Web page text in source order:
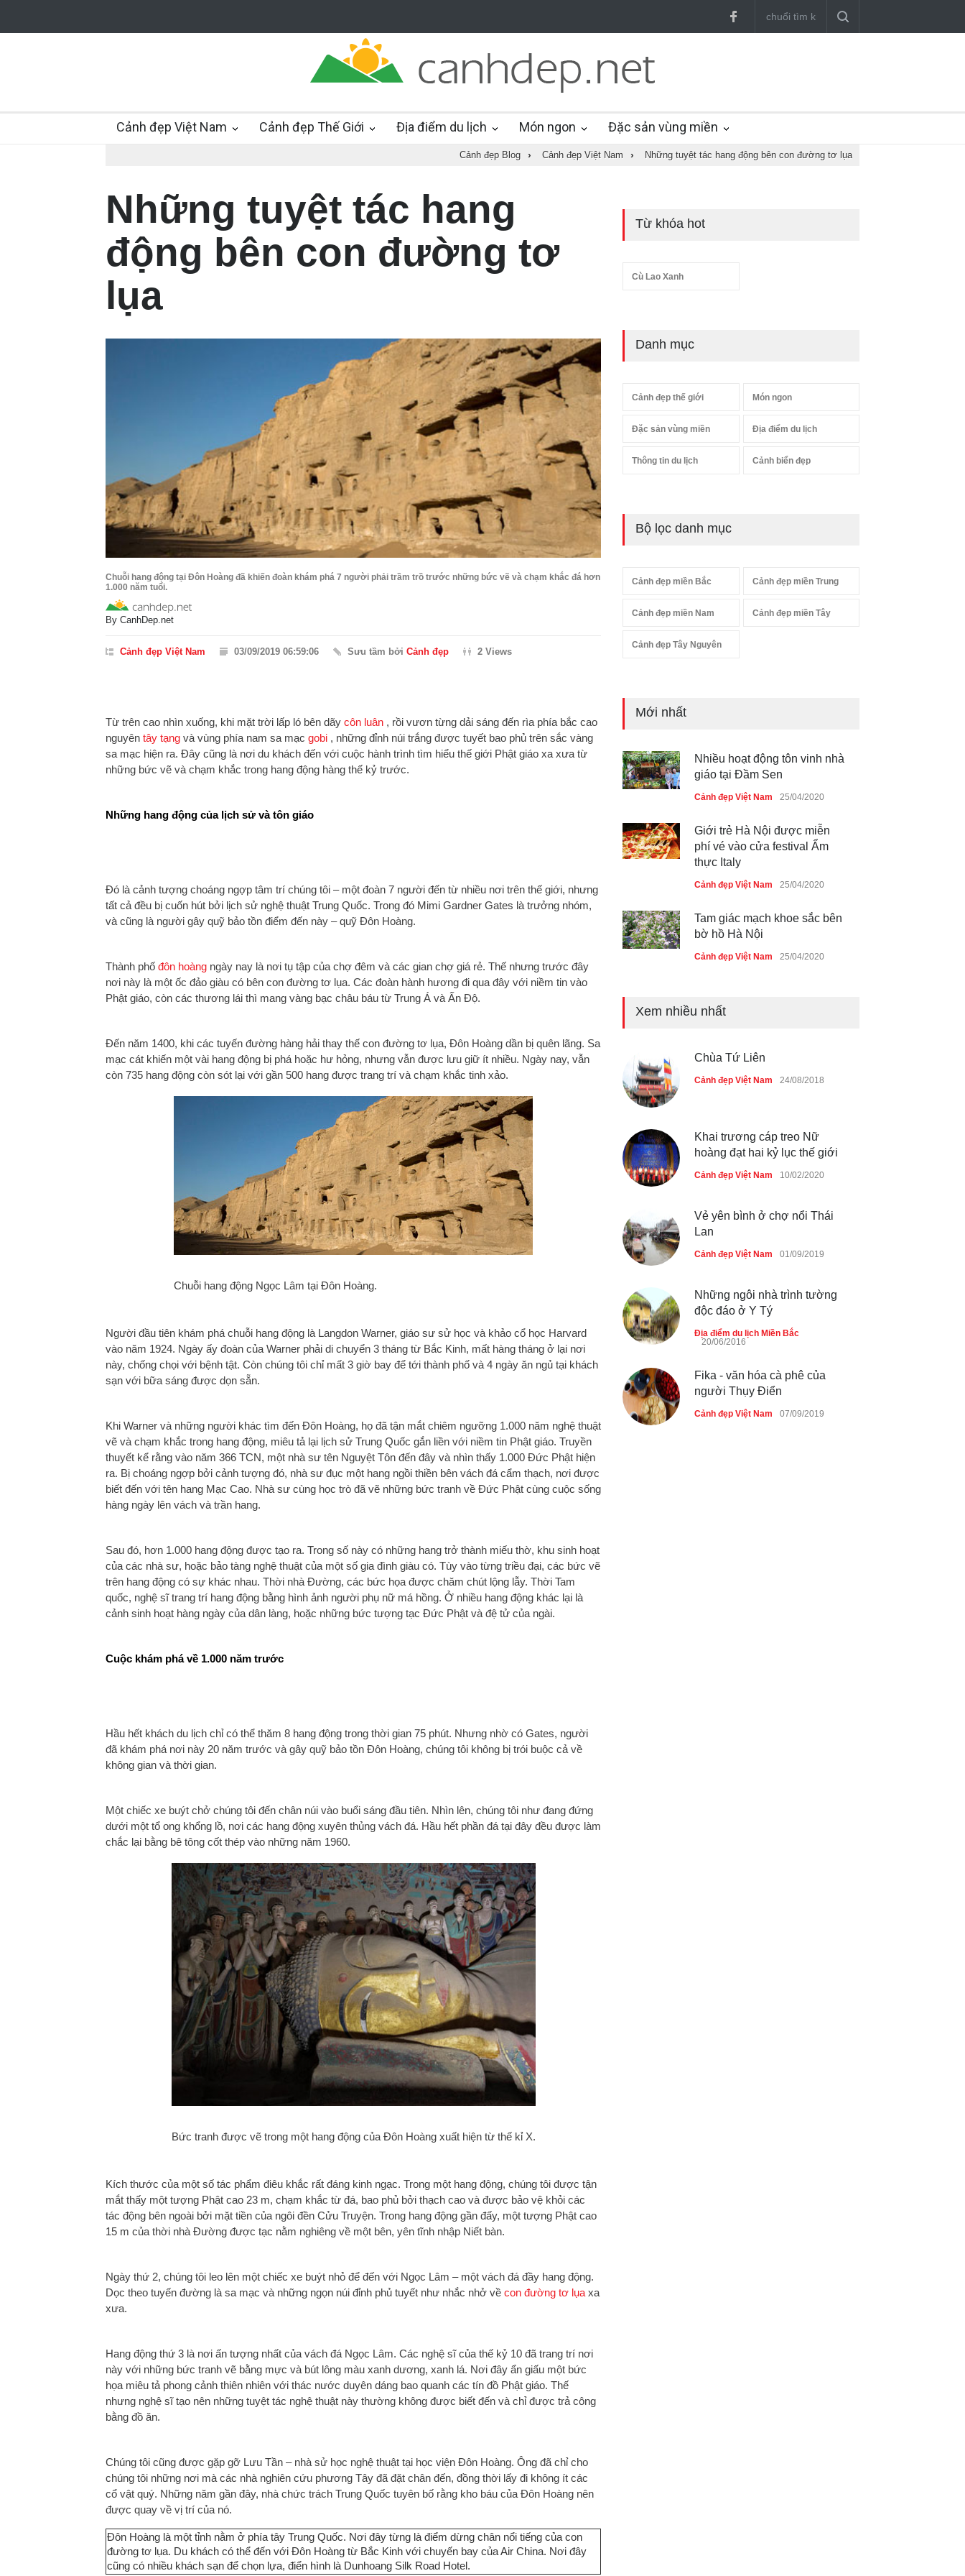
Cảnh đẹp Việt Nam Cảnh đẹp Thế Giới Địa điểm du lịch Món ngon Đặc sản vùng miền
Cảnh đẹp Blog › Cảnh đẹp Việt Nam › Những tuyệt tác hang động bên con đường tơ lụa
Những tuyệt tác hang
động bên con đường tơ
lụa
Chuỗi hang động tại Đôn Hoàng đã khiến đoàn khám phá 7 người phải trầm trồ trước những bức vẽ và chạm khắc đá hơn
1.000 năm tuổi.
By CanhDep.net
Cảnh đẹp Việt Nam 03/09/2019 06:59:06 Sưu tầm bởi Cảnh đẹp 2 Views
Từ trên cao nhìn xuống, khi mặt trời lấp ló bên dãy côn luân , rồi vươn từng dải sáng đến rìa phía bắc cao
nguyên tây tạng và vùng phía nam sa mạc gobi , những đỉnh núi trắng được tuyết bao phủ trên sắc vàng
sa mạc hiện ra. Đây cũng là nơi du khách đến với cuộc hành trình tìm hiểu thế giới Phật giáo xa xưa từ
những bức vẽ và chạm khắc trong hang động hàng thế kỷ trước.
Những hang động của lịch sử và tôn giáo
Đó là cảnh tượng choáng ngợp tâm trí chúng tôi – một đoàn 7 người đến từ nhiều nơi trên thế giới, nhưng
tất cả đều bị cuốn hút bởi lịch sử nghệ thuật Trung Quốc. Trong đó Mimi Gardner Gates là trưởng nhóm,
và cũng là người gây quỹ bảo tồn điểm đến này – quỹ Đôn Hoàng.
Thành phố đôn hoàng ngày nay là nơi tụ tập của chợ đêm và các gian chợ giá rẻ. Thế nhưng trước đây
nơi này là một ốc đảo giàu có bên con đường tơ lụa. Các đoàn hành hương đi qua đây với niềm tin vào
Phật giáo, còn các thương lái thì mang vàng bạc châu báu từ Trung Á và Ấn Độ.
Đến năm 1400, khi các tuyến đường hàng hải thay thế con đường tơ lụa, Đôn Hoàng dần bị quên lãng. Sa
mạc cát khiến một vài hang động bị phá hoặc hư hỏng, nhưng vẫn được lưu giữ ít nhiều. Ngày nay, vẫn
còn 735 hang động còn sót lại với gần 500 hang được trang trí và chạm khắc tinh xảo.
Chuỗi hang động Ngọc Lâm tại Đôn Hoàng.
Người đầu tiên khám phá chuỗi hang động là Langdon Warner, giáo sư sử học và khảo cổ học Harvard
vào năm 1924. Ngày ấy đoàn của Warner phải di chuyển 3 tháng từ Bắc Kinh, mất hàng tháng ở lại nơi
này, chống chọi với bệnh tật. Còn chúng tôi chỉ mất 3 giờ bay để tới thành phố và 4 ngày ăn ngủ tại khách
sạn với bữa sáng được dọn sẵn.
Khi Warner và những người khác tìm đến Đôn Hoàng, họ đã tận mắt chiêm ngưỡng 1.000 năm nghệ thuật
vẽ và chạm khắc trong hang động, miêu tả lại lịch sử Trung Quốc gắn liền với niềm tin Phật giáo. Truyền
thuyết kể rằng vào năm 366 TCN, một nhà sư tên Nguyệt Tôn đến đây và nhìn thấy 1.000 Đức Phật hiện
ra. Bị choáng ngợp bởi cảnh tượng đó, nhà sư đục một hang ngồi thiền bên vách đá cẩm thạch, nơi được
biết đến với tên hang Mạc Cao. Nhà sư cùng học trò đã vẽ những bức tranh về Đức Phật cùng cuộc sống
hàng ngày lên vách và trần hang.
Sau đó, hơn 1.000 hang động được tạo ra. Trong số này có những hang trở thành miếu thờ, khu sinh hoạt
của các nhà sư, hoặc bảo tàng nghệ thuật của một số gia đình giàu có. Tùy vào từng triều đại, các bức vẽ
trên hang động có sự khác nhau. Thời nhà Đường, các bức họa được chăm chút lộng lẫy. Thời Tam
quốc, nghệ sĩ trang trí hang động bằng hình ảnh người phụ nữ má hồng. Ở nhiều hang động khác lại là
cảnh sinh hoạt hàng ngày của dân làng, hoặc những bức tượng tạc Đức Phật và đệ tử của ngài.
Cuộc khám phá về 1.000 năm trước
Hầu hết khách du lịch chỉ có thể thăm 8 hang động trong thời gian 75 phút. Nhưng nhờ có Gates, người
đã khám phá nơi này 20 năm trước và gây quỹ bảo tồn Đôn Hoàng, chúng tôi không bị trói buộc cả về
không gian và thời gian.
Một chiếc xe buýt chở chúng tôi đến chân núi vào buổi sáng đầu tiên. Nhìn lên, chúng tôi như đang đứng
dưới một tổ ong khổng lồ, nơi các hang động xuyên thủng vách đá. Hầu hết phần đá tại đây đều được làm
chắc lại bằng bê tông cốt thép vào những năm 1960.
Bức tranh được vẽ trong một hang động của Đôn Hoàng xuất hiện từ thế kỉ X.
Kích thước của một số tác phẩm điêu khắc rất đáng kinh ngạc. Trong một hang động, chúng tôi được tận
mắt thấy một tượng Phật cao 23 m, chạm khắc từ đá, bao phủ bởi thạch cao và được bảo vệ khỏi các
tác động bên ngoài bởi mặt tiền của ngôi đền Cửu Truyện. Trong hang động gần đấy, một tượng Phật cao
15 m của thời nhà Đường được tạc nằm nghiêng về một bên, yên tĩnh nhập Niết bàn.
Ngày thứ 2, chúng tôi leo lên một chiếc xe buýt nhỏ để đến với Ngọc Lâm – một vách đá đầy hang động.
Dọc theo tuyến đường là sa mạc và những ngọn núi đỉnh phủ tuyết như nhắc nhở về con đường tơ lụa xa
xưa.
Hang động thứ 3 là nơi ấn tượng nhất của vách đá Ngọc Lâm. Các nghệ sĩ của thế kỷ 10 đã trang trí nơi
này với những bức tranh vẽ bằng mực và bút lông màu xanh dương, xanh lá. Nơi đây ẩn giấu một bức
họa miêu tả phong cảnh thiên nhiên với thác nước duyên dáng bao quanh các tín đồ Phật giáo. Thế
nhưng nghệ sĩ tạo nên những tuyệt tác nghệ thuật này thường không được biết đến và chỉ được trả công
bằng đồ ăn.
Chúng tôi cũng được gặp gỡ Lưu Tần – nhà sử học nghệ thuật tại học viện Đôn Hoàng. Ông đã chỉ cho
chúng tôi những nơi mà các nhà nghiên cứu phương Tây đã đặt chân đến, đồng thời lấy đi không ít các
cổ vật quý. Những năm gần đây, nhà chức trách Trung Quốc tuyên bố rằng kho báu của Đôn Hoàng nên
được quay về vị trí của nó.
Đôn Hoàng là một tỉnh nằm ở phía tây Trung Quốc. Nơi đây từng là điểm dừng chân nổi tiếng của con
đường tơ lụa. Du khách có thể đến với Đôn Hoàng từ Bắc Kinh với chuyến bay của Air China. Nơi đây
cũng có nhiều khách sạn để chọn lựa, điển hình là Dunhoang Silk Road Hotel.
Từ khóa hot
Cù Lao Xanh
Danh mục
Cảnh đẹp thế giới Món ngon
Đặc sản vùng miền Địa điểm du lịch
Thông tin du lịch Cảnh biển đẹp
Bộ lọc danh mục
Cảnh đẹp miền Bắc Cảnh đẹp miền Trung
Cảnh đẹp miền Nam Cảnh đẹp miền Tây
Cảnh đẹp Tây Nguyên
Mới nhất
Nhiều hoạt động tôn vinh nhà
giáo tại Đầm Sen
Cảnh đẹp Việt Nam 25/04/2020
Giới trẻ Hà Nội được miễn
phí vé vào cửa festival Ẩm
thực Italy
Cảnh đẹp Việt Nam 25/04/2020
Tam giác mạch khoe sắc bên
bờ hồ Hà Nội
Cảnh đẹp Việt Nam 25/04/2020
du lịch quốc gia
Những món ăn đồng quê dân
dã ở Sài Gòn
Xem nhiều nhất
Chùa Tứ Liên
Cảnh đẹp Việt Nam 24/08/2018
Khai trương cáp treo Nữ
hoàng đạt hai kỷ lục thế giới
Cảnh đẹp Việt Nam 10/02/2020
Vẻ yên bình ở chợ nổi Thái
Lan
Cảnh đẹp Việt Nam 01/09/2019
Những ngôi nhà trình tường
độc đáo ở Y Tý
Địa điểm du lịch Miền Bắc
20/06/2016
Fika - văn hóa cà phê của
người Thụy Điển
Cảnh đẹp Việt Nam 07/09/2019